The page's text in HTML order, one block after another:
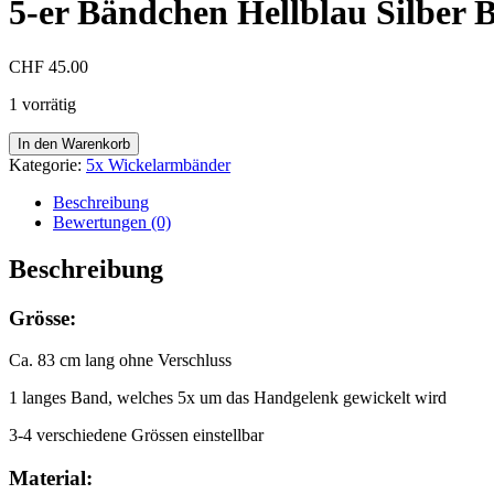
5-er Bändchen Hellblau Silber
CHF 45.00
1 vorrätig
5-
er
Bändchen
Hellblau
Silber
Menge
In den Warenkorb
Kategorie: 5x Wickelarmbänder
Beschreibung
Bewertungen (0)
Beschreibung
Grösse:
Ca. 83 cm lang ohne Verschluss
1 langes Band, welches 5x um das Handgelenk gewickelt wird
3-4 verschiedene Grössen einstellbar
Material: